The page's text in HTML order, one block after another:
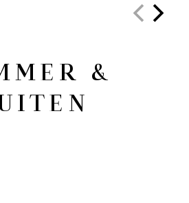
&